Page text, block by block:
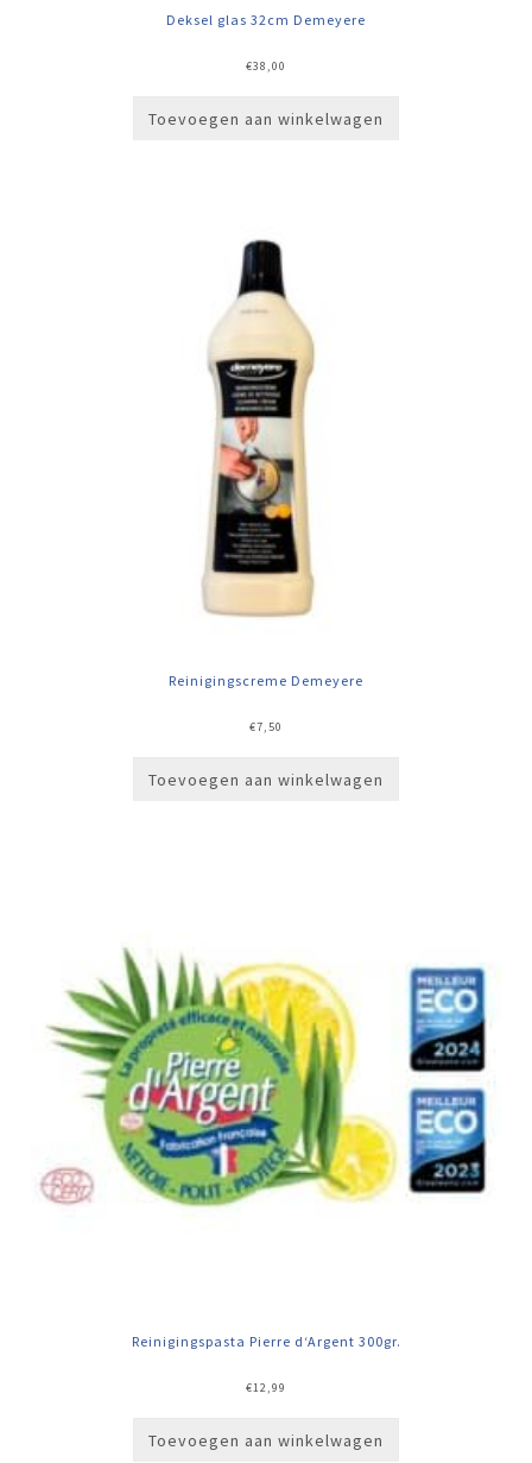
Deksel glas 32cm Demeyere
€38,00
Toevoegen aan winkelwagen
Reinigingscreme Demeyere
€7,50
Toevoegen aan winkelwagen
Reinigingspasta Pierre d‘Argent 300gr.
€12,99
Toevoegen aan winkelwagen